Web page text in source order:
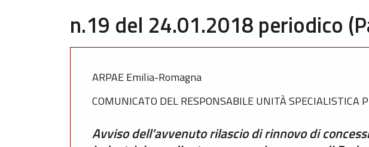
n.19 del 24.01.2018 periodico
ARPAE Emilia-Romagna
COMUNICATO DEL RESPONSABILE UNITÀ
Avviso dell’avvenuto rilascio di rinnovo di